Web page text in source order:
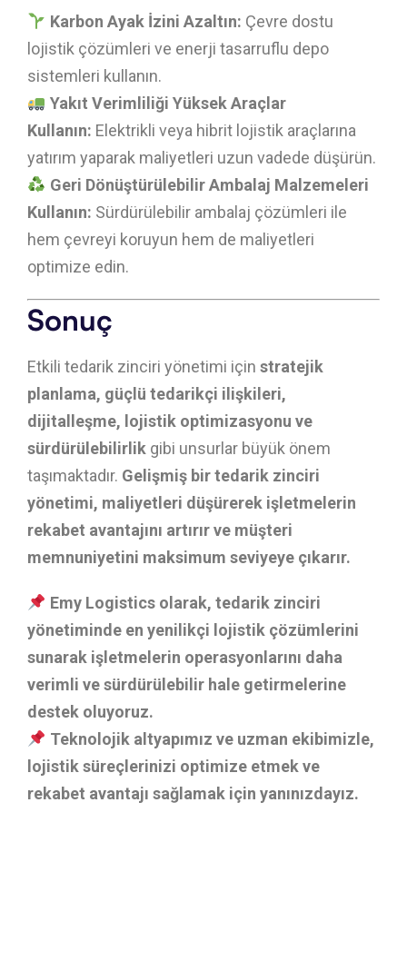
Karbon Ayak İzini Azaltın: Çevre dostu
lojistik çözümleri ve enerji tasarruflu depo
sistemleri kullanın.
Yakıt Verimliliği Yüksek Araçlar
Kullanın: Elektrikli veya hibrit lojistik araçlarına
yatırım yaparak maliyetleri uzun vadede düşürün.
Geri Dönüştürülebilir Ambalaj Malzemeleri
Kullanın: Sürdürülebilir ambalaj çözümleri ile
hem çevreyi koruyun hem de maliyetleri
optimize edin.
Sonuç
Etkili tedarik zinciri yönetimi için stratejik
planlama, güçlü tedarikçi ilişkileri,
dijitalleşme, lojistik optimizasyonu ve
sürdürülebilirlik gibi unsurlar büyük önem
taşımaktadır. Gelişmiş bir tedarik zinciri
yönetimi, maliyetleri düşürerek işletmelerin
rekabet avantajını artırır ve müşteri
memnuniyetini maksimum seviyeye çıkarır.
Emy Logistics olarak, tedarik zinciri
yönetiminde en yenilikçi lojistik çözümlerini
sunarak işletmelerin operasyonlarını daha
verimli ve sürdürülebilir hale getirmelerine
destek oluyoruz.
Teknolojik altyapımız ve uzman ekibimizle,
lojistik süreçlerinizi optimize etmek ve
rekabet avantajı sağlamak için yanınızdayız.